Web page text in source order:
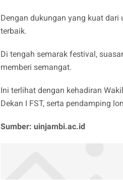
Dengan dukungan yang kuat dari
terbaik.
Di tengah semarak festival,
memberi semangat.
Ini terlihat dengan kehadiran
Dekan I FST, serta pendamping
Sumber: uinjambi.ac.id